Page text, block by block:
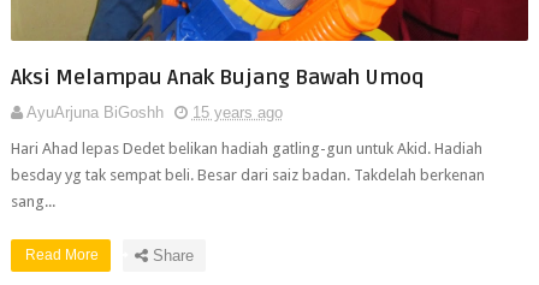
Aksi Melampau Anak Bujang Bawah Umoq
AyuArjuna BiGoshh
15 years ago
Hari Ahad lepas Dedet belikan hadiah gatling-gun untuk Akid. Hadiah
besday yg tak sempat beli. Besar dari saiz badan. Takdelah berkenan
sang...
Read More Share